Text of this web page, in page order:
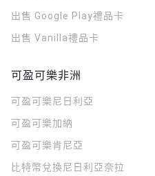
出售 Google Play禮品卡
出售 Vanilla禮品卡
可盈可樂非洲
可盈可樂 尼日利亞
可盈可樂加納
可盈可樂肯尼亞
比特幣兌換尼日利亞奈拉